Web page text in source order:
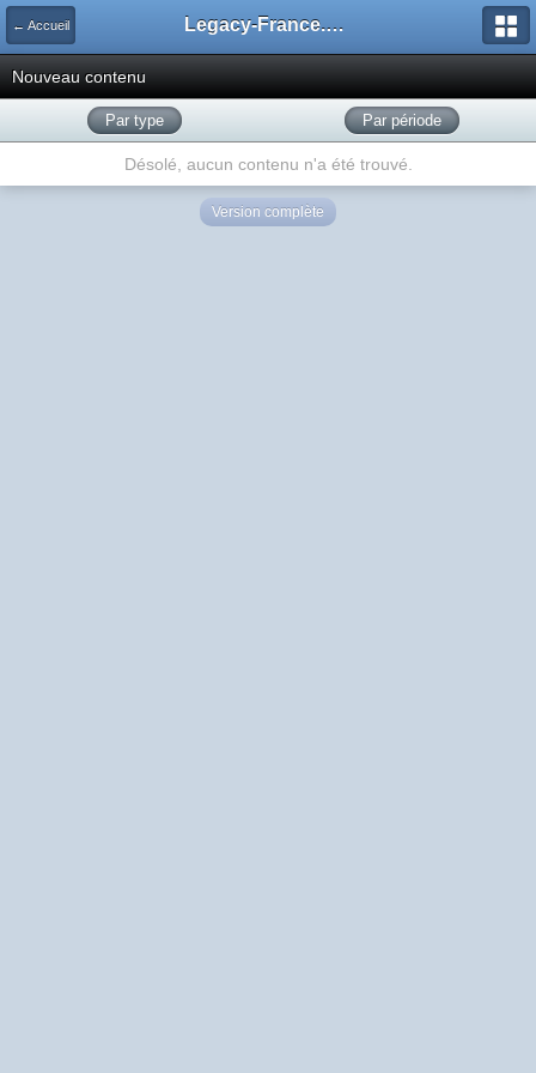
← Accueil Legacy-France.org - Forum
Nouveau contenu
Par type Par période
Désolé, aucun contenu n'a été trouvé.
Version complète